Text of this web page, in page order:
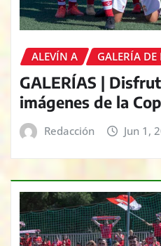
ALEVÍN A GALERÍA DE
GALERÍAS |
imágenes de la
Redacción Jun 1,